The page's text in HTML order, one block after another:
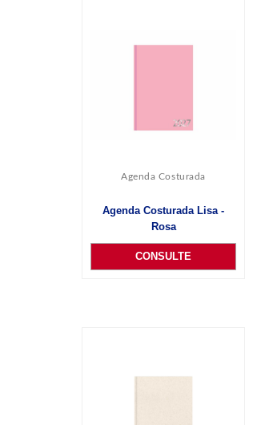
Agenda Costurada
Agenda Costurada Lisa -
Rosa
CONSULTE